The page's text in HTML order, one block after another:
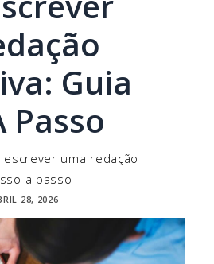
Guia
Passo
escrever uma redação
a passo
28, 2026